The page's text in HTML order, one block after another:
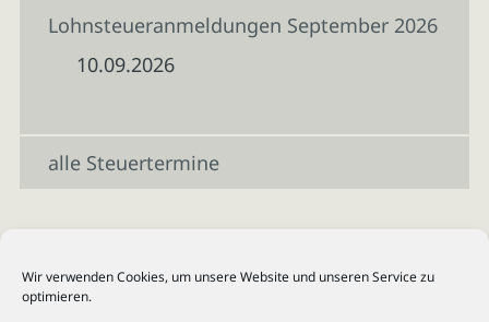
Wir verwenden Cookies, um unsere Website und unseren Service zu
optimieren.
Lohnsteueranmeldungen September 2026
10.09.2026
alle Steuertermine